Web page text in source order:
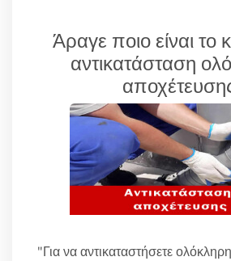
Άραγε ποιο είναι το
αντικατάσταση
"Για να αντικαταστήσετε